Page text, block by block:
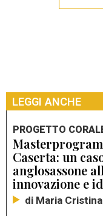
LEGGI ANCHE
PROGETTO
Caserta: un
anglosassone
innovazione e
di Maria